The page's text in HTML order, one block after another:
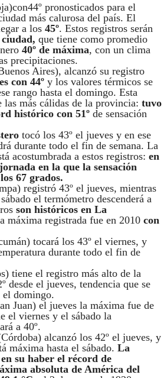
pronosticados para el
más calurosa del país. El
a los 45º. Estos registros serán
que tiene como promedio
40º de máxima, con un clima
precipitaciones.
Aires), alcanzó su registro
con 44ºy los valores térmicos se
rango hasta el domingo. Esta
las más cálidas de la provincia: tuvo
histórico con 51º de sensación
tocó los 43º el jueves y en ese
durante todo el fin de semana. La
acostumbrada a estos registros: en
en la que la sensación
67 grados.
registró 43º el jueves, mientras
el termómetro descenderá a
son históricos en La
máxima registrada fue en 2010con
tocará los 43º el viernes, y
durante todo el fin de
tiene el registro más alto de la
desde el jueves, tendencia que se
el domingo.
Juan) el jueves la máxima fue de
el viernes y el sábado la
a 40º.
alcanzó los 42º el jueves, y
máxima hasta el sábado. La
su haber el récord de
absoluta de América del